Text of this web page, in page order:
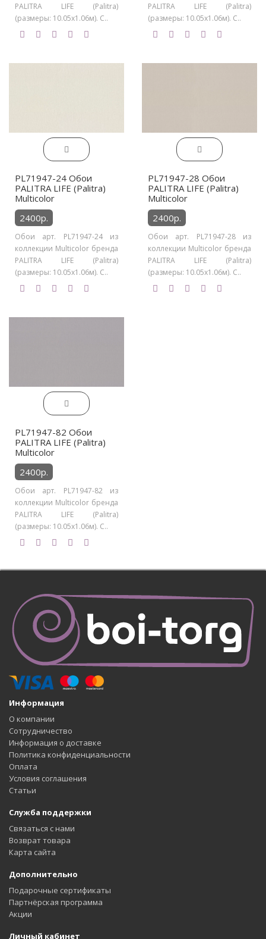
PALITRA LIFE (Palitra)
(размеры: 10.05х1.06м). С..
PALITRA LIFE (Palitra)
(размеры: 10.05х1.06м). С..
PL71947-24 Обои
PALITRA LIFE (Palitra)
Multicolor
2400р.
Обои арт. PL71947-24 из
коллекции Multicolor бренда
PALITRA LIFE (Palitra)
(размеры: 10.05х1.06м). С..
PL71947-28 Обои
PALITRA LIFE (Palitra)
Multicolor
2400р.
Обои арт. PL71947-28 из
коллекции Multicolor бренда
PALITRA LIFE (Palitra)
(размеры: 10.05х1.06м). С..
PL71947-82 Обои
PALITRA LIFE (Palitra)
Multicolor
2400р.
Обои арт. PL71947-82 из
коллекции Multicolor бренда
PALITRA LIFE (Palitra)
(размеры: 10.05х1.06м). С..
Информация
О компании
Сотрудничество
Информация о доставке
Политика конфиденциальности
Оплата
Условия соглашения
Статьи
Служба поддержки
Связаться с нами
Возврат товара
Карта сайта
Дополнительно
Подарочные сертификаты
Партнёрская программа
Акции
Личный кабинет